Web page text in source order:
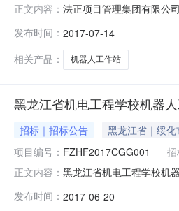
正文内容： 法正项目管理集团有限公
二、采购单位信息采购单
履行日
发布时间： 2017-07-14
相关产品：
机器人工作站
黑龙江省机电工程学校机器
招标｜招标公告 黑龙江省｜绥
项目编号： FZHF2017CGG001 招
正文内容： 黑龙江省机电工程学校机
￥500获取招标文件的地
发布时间： 2017-06-20